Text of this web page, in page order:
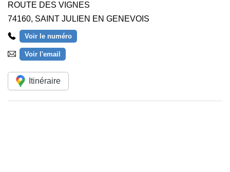
ROUTE DES VIGNES
74160, SAINT JULIEN EN GENEVOIS
Voir le numéro
Voir l'email
Itinéraire